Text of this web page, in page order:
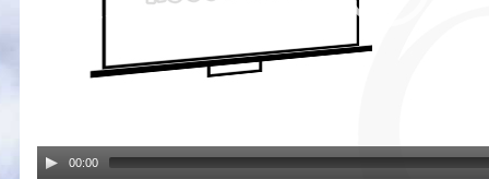
00:00